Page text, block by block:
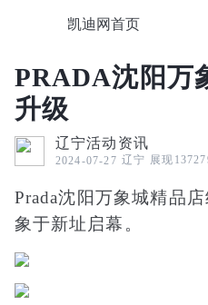
凯迪网首页
PRADA沈阳万
升级
辽宁活动资讯
2024-07-27 辽宁 展现
Prada沈阳万象城精品
象于新址启幕。